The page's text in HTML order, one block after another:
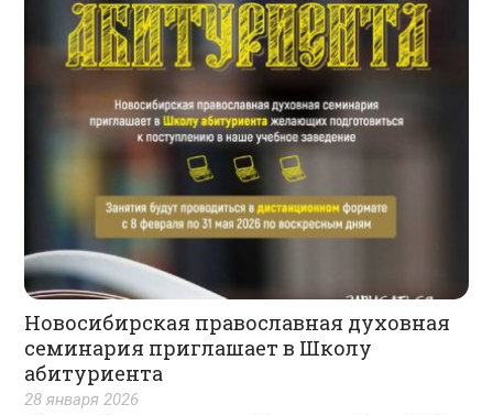
Новосибирская православная духовная
семинария приглашает в Школу
абитуриента
28 января 2026